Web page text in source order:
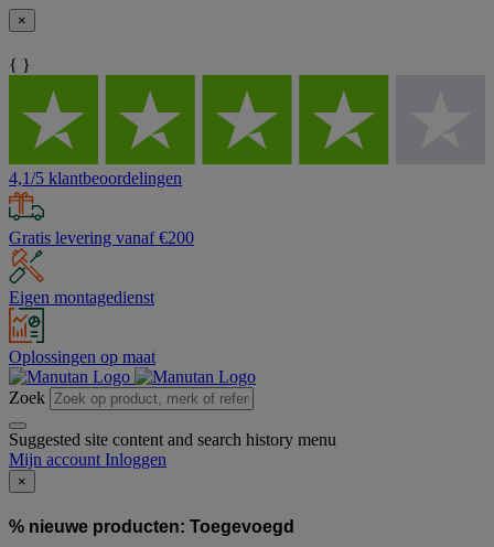
×
{ }
4,1/5 klantbeoordelingen
Gratis levering vanaf €200
Eigen montagedienst
Oplossingen op maat
Zoek
Suggested site content and search history menu
Mijn account Inloggen
×
% nieuwe producten: Toegevoegd